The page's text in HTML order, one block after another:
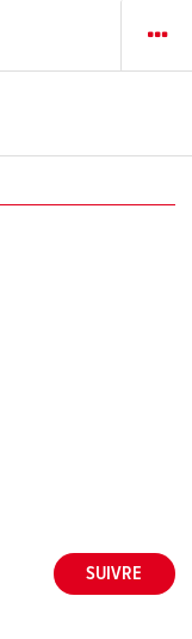
SUIVRE